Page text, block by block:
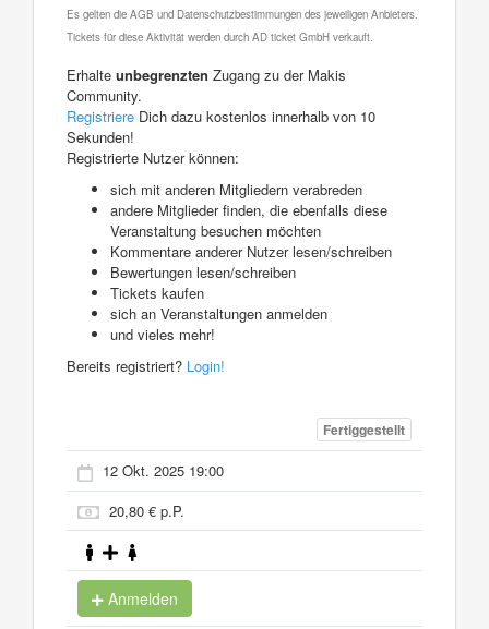
Es gelten die AGB und Datenschutzbestimmungen des jeweiligen Anbieters.
Tickets für diese Aktivität werden durch AD ticket GmbH verkauft.
Erhalte unbegrenzten Zugang zu der Makis
Community.
Registriere Dich dazu kostenlos innerhalb von 10
Sekunden!
Registrierte Nutzer können:
sich mit anderen Mitgliedern verabreden
andere Mitglieder finden, die ebenfalls diese
Veranstaltung besuchen möchten
Kommentare anderer Nutzer lesen/schreiben
Bewertungen lesen/schreiben
Tickets kaufen
sich an Veranstaltungen anmelden
und vieles mehr!
Bereits registriert? Login!
Fertiggestellt
12 Okt. 2025 19:00
20,80 € p.P.
Anmelden